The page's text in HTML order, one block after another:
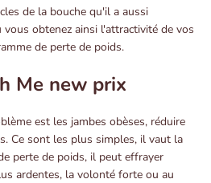
de la bouche qu'il a aussi
obtenez ainsi l'attractivité de vos
de perte de poids.
Me new prix
est les jambes obèses, réduire
Ce sont les plus simples, il vaut la
perte de poids, il peut effrayer
ardentes, la volonté forte ou au